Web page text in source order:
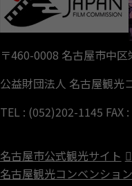
〒460-0008 名古屋市中
公益財団法人 名古屋観光
TEL : (052)202-1145 FAX
名古屋市公式観光サイト
名古屋観光コンベンショ